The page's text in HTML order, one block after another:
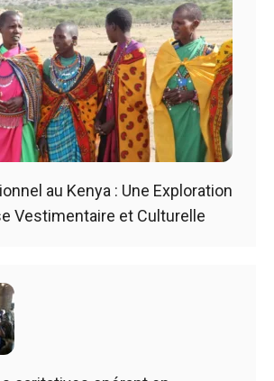
au Kenya : Une Exploration
Vestimentaire et Culturelle